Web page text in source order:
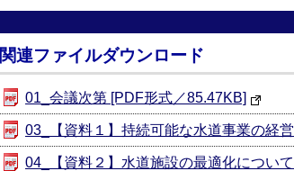
関連ファイルダウンロード
01_会議次第 [PDF形式／85.47KB]
03_【資料１】持続可能な水道事業の経
04_【資料２】水道施設の最適化につい